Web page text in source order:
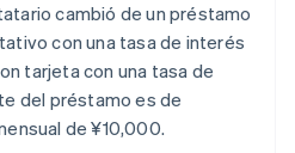
cambió de un préstamo
con una tasa de interés
tarjeta con una tasa de
del préstamo es de
de ¥10,000.